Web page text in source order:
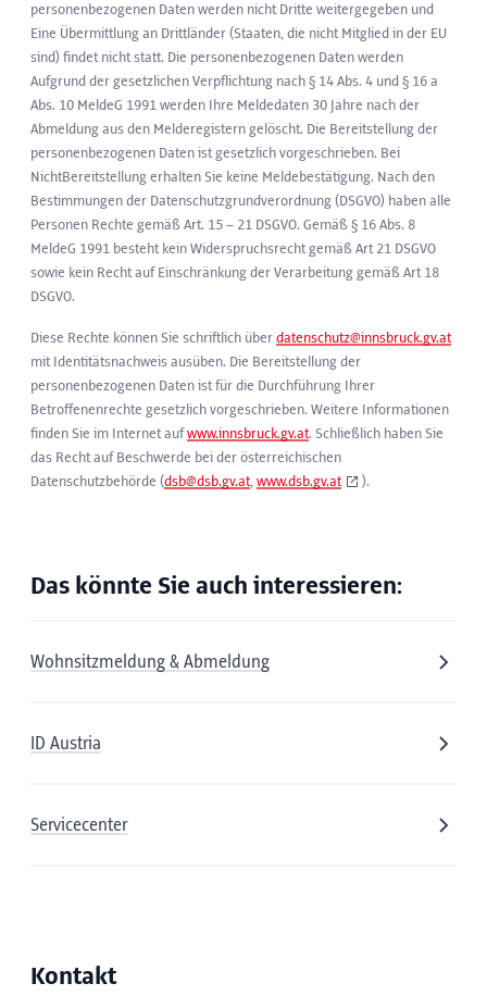
personenbezogenen Daten werden nicht Dritte weitergegeben und
Eine Übermittlung an Drittländer (Staaten, die nicht Mitglied in der EU
sind) findet nicht statt. Die personenbezogenen Daten werden
Aufgrund der gesetzlichen Verpflichtung nach § 14 Abs. 4 und § 16 a
Abs. 10 MeldeG 1991 werden Ihre Meldedaten 30 Jahre nach der
Abmeldung aus den Melderegistern gelöscht. Die Bereitstellung der
personenbezogenen Daten ist gesetzlich vorge­schrieben. Bei
NichtBereitstellung erhalten Sie keine Meldebestätigung. Nach den
Bestimmungen der Datenschutz­grundverordnung (DSGVO) haben alle
Personen Rechte gemäß Art. 15 – 21 DSGVO. Gemäß § 16 Abs. 8
MeldeG 1991 besteht kein Widerspruchsrecht gemäß Art 21 DSGVO
sowie kein Recht auf Einschränkung der Verarbeitung gemäß Art 18
DSGVO.
Diese Rechte können Sie schriftlich über datenschutz@innsbruck.gv.at
mit Identitätsnachweis ausüben. Die Bereitstellung der
personenbezogenen Daten ist für die Durchführung Ihrer
Betroffenenrechte gesetzlich vorgeschrieben. Weitere Informationen
finden Sie im Internet aufwww.innsbruck.gv.at. Schließlich haben Sie
das Recht auf Beschwerde bei der österreichischen
Datenschutzbehörde (dsb@dsb.gv.at, www.dsb.gv.at ).
Das könnte Sie auch interessieren:
Wohnsitzmeldung & Abmeldung
ID Austria
Servicecenter
Kontakt